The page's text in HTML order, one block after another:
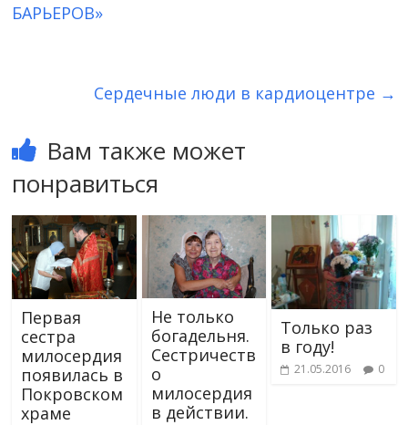
БАРЬЕРОВ»
Сердечные люди в кардиоцентре →
Вам также может
понравиться
Первая
сестра
милосердия
появилась в
Покровском
храме
Не только
богадельня.
Сестричеств
о
милосердия
в действии.
Только раз
в году!
21.05.2016 0